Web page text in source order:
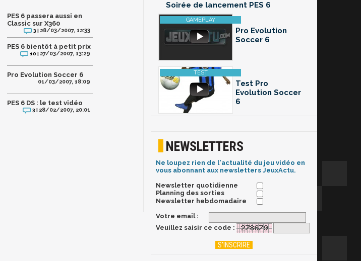
PES 6 passera aussi en
Classic sur X360
3 | 28/03/2007, 12:33
PES 6 bientôt à petit prix
10 | 27/03/2007, 13:29
Pro Evolution Soccer 6
01/03/2007, 18:09
PES 6 DS : le test vidéo
3 | 28/02/2007, 20:01
Soirée de lancement PES 6
Pro Evolution
Soccer 6
Test Pro
Evolution Soccer
6
NEWSLETTERS
Ne loupez rien de l'actualité du jeu vidéo en
vous abonnant aux newsletters JeuxActu.
Newsletter quotidienne
Planning des sorties
Newsletter hebdomadaire
Votre email :
Veuillez saisir ce code :